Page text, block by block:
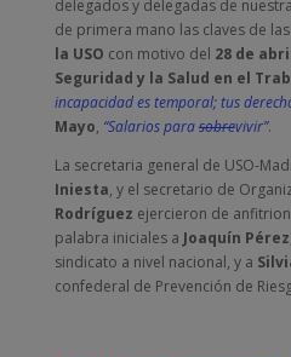
delegados y delegadas de
de primera mano las claves de
la USO con motivo del 28 de
Seguridad y la Salud en el
incapacidad es temporal; tus
Mayo, “Salarios parasobrevivir”.
La secretaria general de USO-
Iniesta, y el secretario de
Rodríguez ejercieron de
palabra iniciales a Joaquín Pérez
sindicato a nivel nacional, y a
confederal de Prevención de